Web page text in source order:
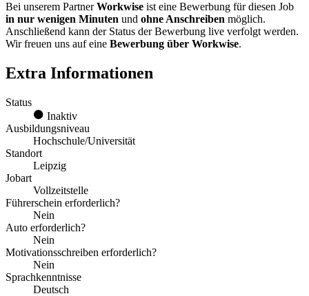
Bei unserem PartnerWorkwise ist eine Bewerbung für diesen Job
in nur wenigen Minuten und ohne Anschreiben möglich.
Anschließend kann der Status der Bewerbung live verfolgt werden.
Wir freuen uns auf eine Bewerbung über Workwise.
Extra Informationen
Status
Inaktiv
Ausbildungsniveau
Hochschule/Universität
Standort
Leipzig
Jobart
Vollzeitstelle
Führerschein erforderlich?
Nein
Auto erforderlich?
Nein
Motivationsschreiben erforderlich?
Nein
Sprachkenntnisse
Deutsch